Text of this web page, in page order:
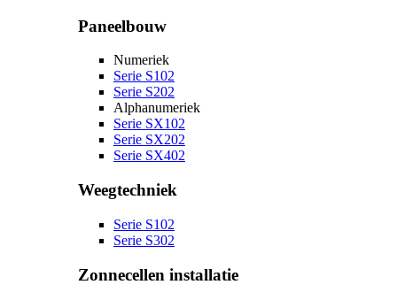
Paneelbouw
Numeriek
Serie S102
Serie S202
Alphanumeriek
Serie SX102
Serie SX202
Serie SX402
Weegtechniek
Serie S102
Serie S302
Zonnecellen installatie